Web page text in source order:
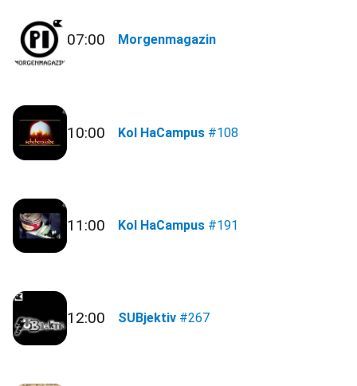
07:00 Morgenmagazin
10:00 Kol HaCampus #108
11:00 Kol HaCampus #191
12:00 SUBjektiv #267